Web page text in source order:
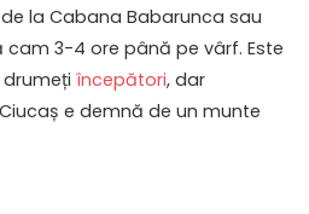
la Cabana Babarunca sau
cam 3-4 ore până pe vârf. Este
începători, dar
e demnă de un munte